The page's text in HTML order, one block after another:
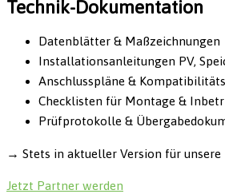
Technik-Dokumentation
Datenblätter & Maßzeichnungen
Installationsanleitungen PV,
Anschlusspläne &
Checklisten für Montage &
Prüfprotokolle &
→ Stets in aktueller Version für
Jetzt Partner werden